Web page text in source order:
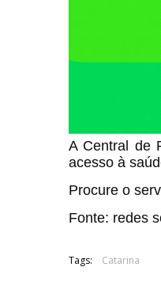
A Central de
acesso à
Procure o
Fonte: redes
Tags: Catarina